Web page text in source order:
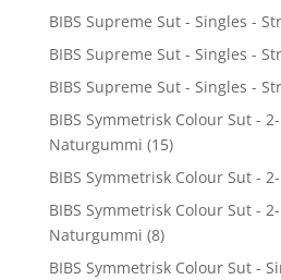
BIBS Supreme Sut - Singles -
BIBS Supreme Sut - Singles -
BIBS Supreme Sut - Singles -
BIBS Symmetrisk Colour Sut -
Naturgummi (15)
BIBS Symmetrisk Colour Sut -
BIBS Symmetrisk Colour Sut -
Naturgummi (8)
BIBS Symmetrisk Colour Sut -